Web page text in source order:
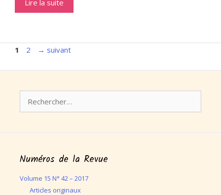
Lire la suite
Page
1 Page
2 → suivant
Numéros de la Revue
Volume 15 N° 42 – 2017
Articles originaux